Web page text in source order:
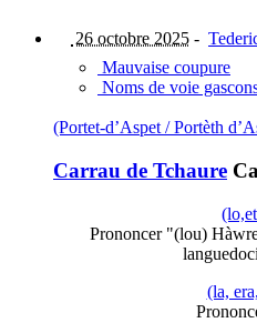
26 octobre 2025 -
Mauvaise coupure
Noms de voie
(Portet-d’Aspet / Portèth
Carrau de Tchaure
Prononcer "(lou)
(la,